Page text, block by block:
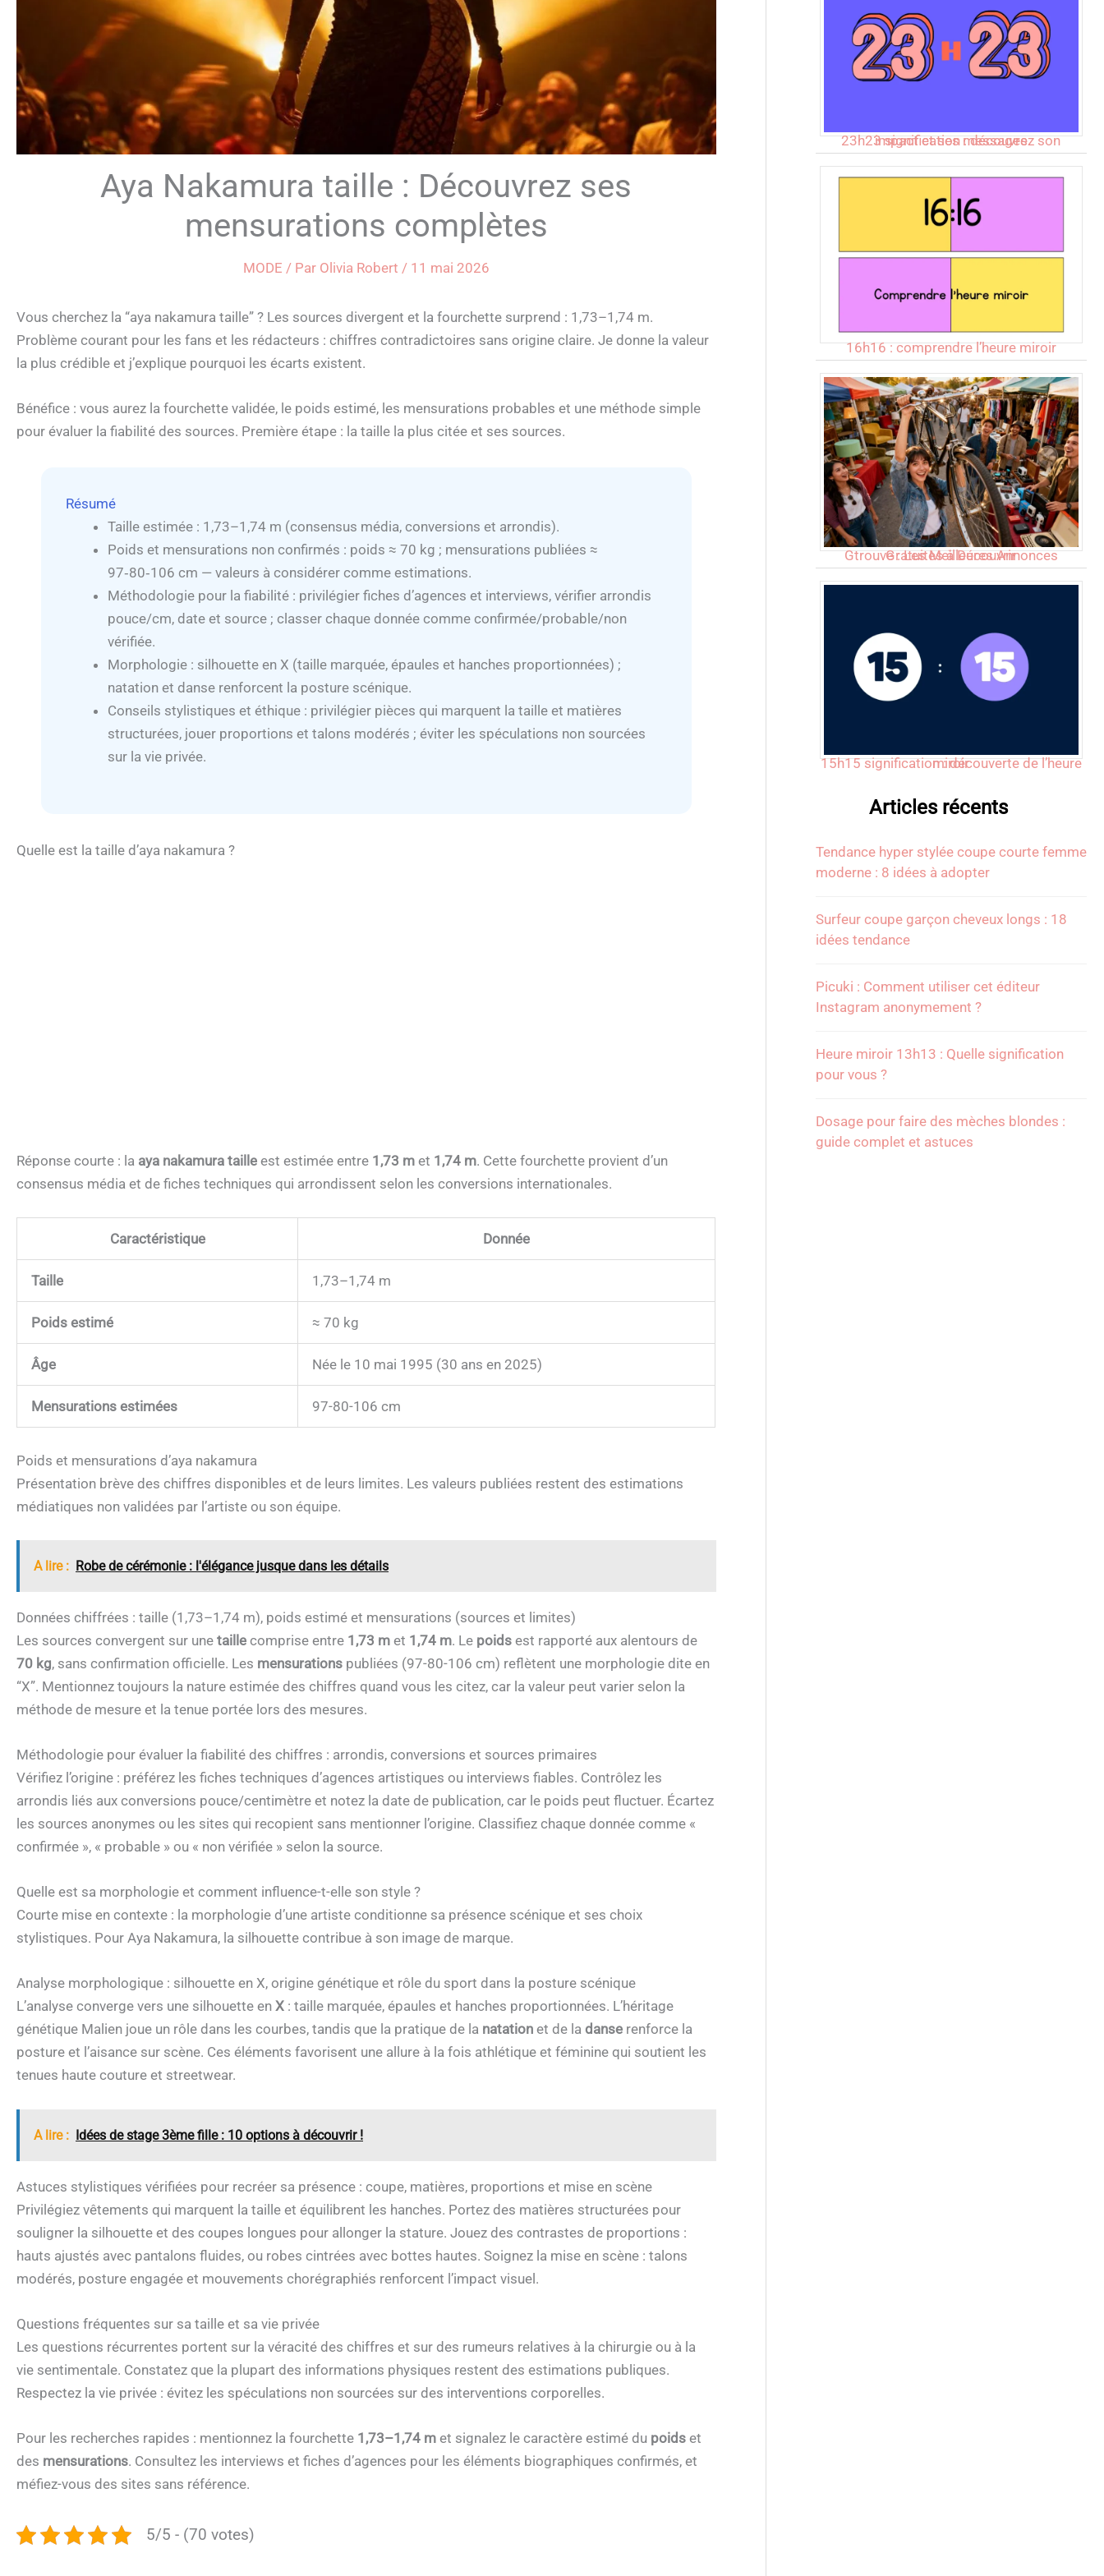
Aya Nakamura taille : Découvrez ses
mensurations complètes
MODE / Par Olivia Robert / 11 mai 2026
Vous cherchez la “aya nakamura taille” ? Les sources divergent et la fourchette surprend : 1,73–1,74 m.
Problème courant pour les fans et les rédacteurs : chiffres contradictoires sans origine claire. Je donne la valeur
la plus crédible et j’explique pourquoi les écarts existent.
Bénéfice : vous aurez la fourchette validée, le poids estimé, les mensurations probables et une méthode simple
pour évaluer la fiabilité des sources. Première étape : la taille la plus citée et ses sources.
Résumé
Taille estimée : 1,73–1,74 m (consensus média, conversions et arrondis).
Poids et mensurations non confirmés : poids ≈ 70 kg ; mensurations publiées ≈
97‑80‑106 cm — valeurs à considérer comme estimations.
Méthodologie pour la fiabilité : privilégier fiches d’agences et interviews, vérifier arrondis
pouce/cm, date et source ; classer chaque donnée comme confirmée/probable/non
vérifiée.
Morphologie : silhouette en X (taille marquée, épaules et hanches proportionnées) ;
natation et danse renforcent la posture scénique.
Conseils stylistiques et éthique : privilégier pièces qui marquent la taille et matières
structurées, jouer proportions et talons modérés ; éviter les spéculations non sourcées
sur la vie privée.
Quelle est la taille d’aya nakamura ?
Réponse courte : la aya nakamura taille est estimée entre 1,73 m et 1,74 m. Cette fourchette provient d’un
consensus média et de fiches techniques qui arrondissent selon les conversions internationales.
Caractéristique Donnée
Taille 1,73–1,74 m
Poids estimé ≈ 70 kg
Âge Née le 10 mai 1995 (30 ans en 2025)
Mensurations estimées 97-80-106 cm
Poids et mensurations d’aya nakamura
Présentation brève des chiffres disponibles et de leurs limites. Les valeurs publiées restent des estimations
médiatiques non validées par l’artiste ou son équipe.
A lire : Robe de cérémonie : l'élégance jusque dans les détails
Données chiffrées : taille (1,73–1,74 m), poids estimé et mensurations (sources et limites)
Les sources convergent sur une taille comprise entre 1,73 m et 1,74 m. Le poids est rapporté aux alentours de
70 kg, sans confirmation officielle. Les mensurations publiées (97-80-106 cm) reflètent une morphologie dite en
“X”. Mentionnez toujours la nature estimée des chiffres quand vous les citez, car la valeur peut varier selon la
méthode de mesure et la tenue portée lors des mesures.
Méthodologie pour évaluer la fiabilité des chiffres : arrondis, conversions et sources primaires
Vérifiez l’origine : préférez les fiches techniques d’agences artistiques ou interviews fiables. Contrôlez les
arrondis liés aux conversions pouce/centimètre et notez la date de publication, car le poids peut fluctuer. Écartez
les sources anonymes ou les sites qui recopient sans mentionner l’origine. Classifiez chaque donnée comme «
confirmée », « probable » ou « non vérifiée » selon la source.
Quelle est sa morphologie et comment influence-t-elle son style ?
Courte mise en contexte : la morphologie d’une artiste conditionne sa présence scénique et ses choix
stylistiques. Pour Aya Nakamura, la silhouette contribue à son image de marque.
Analyse morphologique : silhouette en X, origine génétique et rôle du sport dans la posture scénique
L’analyse converge vers une silhouette en X : taille marquée, épaules et hanches proportionnées. L’héritage
génétique Malien joue un rôle dans les courbes, tandis que la pratique de la natation et de la danse renforce la
posture et l’aisance sur scène. Ces éléments favorisent une allure à la fois athlétique et féminine qui soutient les
tenues haute couture et streetwear.
A lire : Idées de stage 3ème fille : 10 options à découvrir !
Astuces stylistiques vérifiées pour recréer sa présence : coupe, matières, proportions et mise en scène
Privilégiez vêtements qui marquent la taille et équilibrent les hanches. Portez des matières structurées pour
souligner la silhouette et des coupes longues pour allonger la stature. Jouez des contrastes de proportions :
hauts ajustés avec pantalons fluides, ou robes cintrées avec bottes hautes. Soignez la mise en scène : talons
modérés, posture engagée et mouvements chorégraphiés renforcent l’impact visuel.
Questions fréquentes sur sa taille et sa vie privée
Les questions récurrentes portent sur la véracité des chiffres et sur des rumeurs relatives à la chirurgie ou à la
vie sentimentale. Constatez que la plupart des informations physiques restent des estimations publiques.
Respectez la vie privée : évitez les spéculations non sourcées sur des interventions corporelles.
Pour les recherches rapides : mentionnez la fourchette 1,73–1,74 m et signalez le caractère estimé du poids et
des mensurations. Consultez les interviews et fiches d’agences pour les éléments biographiques confirmés, et
méfiez-vous des sites sans référence.
5/5 - (70 votes)
23h23 signification : découvrez son impact et ses messages
16h16 : comprendre l’heure miroir
Gtrouve : Les Meilleures Annonces Gratuites à Découvrir
15h15 signification : découverte de l’heure miroir
Articles récents
Tendance hyper stylée coupe courte femme
moderne : 8 idées à adopter
Surfeur coupe garçon cheveux longs : 18
idées tendance
Picuki : Comment utiliser cet éditeur
Instagram anonymement ?
Heure miroir 13h13 : Quelle signification
pour vous ?
Dosage pour faire des mèches blondes :
guide complet et astuces